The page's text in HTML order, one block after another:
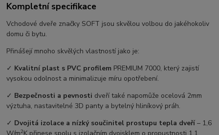
Kompletní specifikace
Vchodové dveře značky SOFT jsou skvělou volbou do jakéhokoliv
domu či bytu.
Přinášejí mnoho skvělých vlastností jako je:
✓ Kvalitní plast s PVC profilem PREMIUM 7000, který zajistí
vysokou odolnost a minimalizuje míru opotřebení.
✓ Bezpečnosti a pevnosti dveří také napomůže ocelová 2mm
výztuha, nastavitelné 3D panty a bytelný hliníkový práh.
✓ Dvojitá izolace a nízký součinitel prostupu tepla dveří –⁠ 1,6
2